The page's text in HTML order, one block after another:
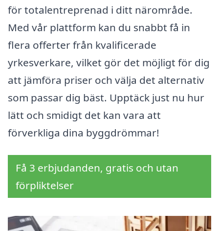
för totalentreprenad i ditt närområde.
Med vår plattform kan du snabbt få in
flera offerter från kvalificerade
yrkesverkare, vilket gör det möjligt för dig
att jämföra priser och välja det alternativ
som passar dig bäst. Upptäck just nu hur
lätt och smidigt det kan vara att
förverkliga dina byggdrömmar!
Få 3 erbjudanden, gratis och utan
förpliktelser